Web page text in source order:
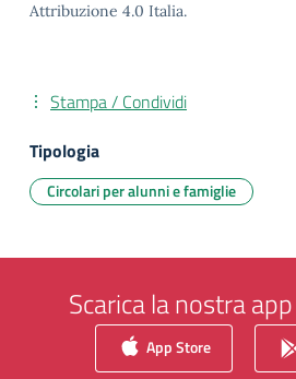
Attribuzione 4.0 Italia.
Stampa / Condividi
Tipologia
Circolari per alunni e famiglie
Scarica la nostra
App Store